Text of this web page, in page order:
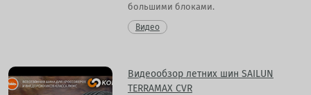
большими блоками.
Видео
Видеообзор летних шин SAILUN
TERRAMAX CVR